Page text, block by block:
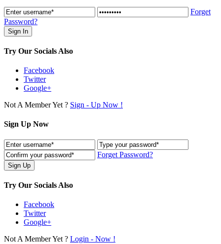
Forget
Password?
Try Our Socials Also
Facebook
Twitter
Google+
Not A Member Yet ? Sign - Up Now !
Sign Up Now
Forget Password?
Try Our Socials Also
Facebook
Twitter
Google+
Not A Member Yet ? Login - Now !